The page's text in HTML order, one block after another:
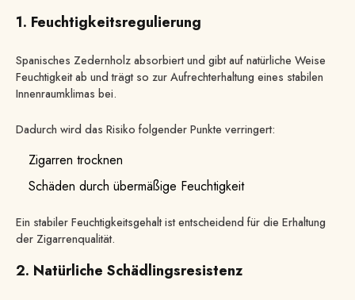
1. Feuchtigkeitsregulierung
Spanisches Zedernholz absorbiert und gibt auf natürliche Weise
Feuchtigkeit ab und trägt so zur Aufrechterhaltung eines stabilen
Innenraumklimas bei.
Dadurch wird das Risiko folgender Punkte verringert:
Zigarren trocknen
Schäden durch übermäßige Feuchtigkeit
Ein stabiler Feuchtigkeitsgehalt ist entscheidend für die Erhaltung
der Zigarrenqualität.
2. Natürliche Schädlingsresistenz